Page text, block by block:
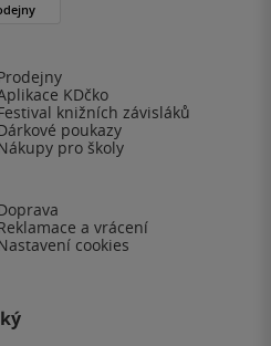
KDčko
knižních závisláků
poukazy
pro školy
a vrácení
cookies